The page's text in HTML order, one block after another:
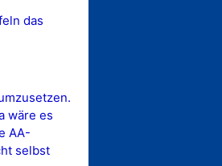
das
wäre es
AA-
selbst